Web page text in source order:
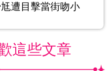
遭目擊當街吻小
這些文章